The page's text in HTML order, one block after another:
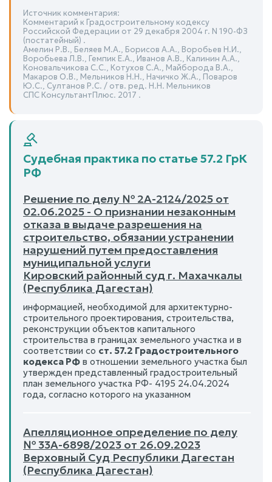
Источник комментария:
Комментарий к Градостроительному кодексу
Российской Федерации от 29 декабря 2004 г. N 190-ФЗ
(постатейный) .
Амелин Р.В., Беляев М.А., Борисов А.А., Воробьев Н.И.,
Воробьева Л.В., Гемпик Е.А., Иванов А.В., Калинин А.А.,
Коновальчикова С.С., Котухов С.А., Майборода В.А.,
Макаров О.В., Мельников Н.Н., Начичко Ж.А., Поваров
Ю.С., Султанов Р.С. / отв. ред. Н.Н. Мельников
СПС КонсультантПлюс. 2017 .
Судебная практика по статье 57.2 ГрК
РФ
Решение по делу № 2А-2124/2025 от
02.06.2025 - О признании незаконным
отказа в выдаче разрешения на
строительство, обязании устранении
нарушений путем предоставления
муниципальной услуги
Кировский районный суд г. Махачкалы
(Республика Дагестан)
информацией, необходимой для архитектурно-
строительного проектирования, строительства,
реконструкции объектов капитального
строительства в границах земельного участка и в
соответствии со ст. 57.2 Градостроительного
кодекса РФ в отношении земельного участка был
утвержден представленный градостроительный
план земельного участка РФ- 4195 24.04.2024
года, согласно которого на указанном
Апелляционное определение по делу
№ 33А-6898/2023 от 26.09.2023
Верховный Суд Республики Дагестан
(Республика Дагестан)